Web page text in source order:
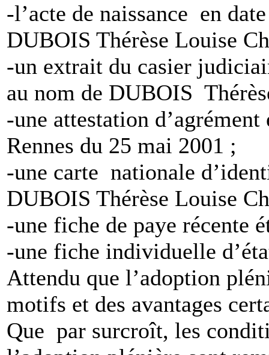
-l’acte de naissance en
DUBOIS Thérèse Louise
-un extrait du casier
au nom de DUBOIS
-une attestation
Rennes du 25 mai 2001 ;
-une carte nationale
DUBOIS Thérèse Louise
-une fiche de paye récente
-une fiche individuelle
Attendu que l’adoption
motifs et des avantages
Que par surcroît, les